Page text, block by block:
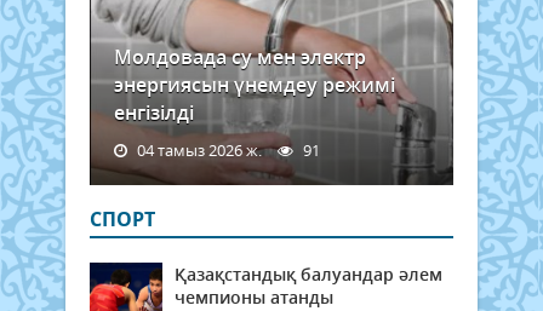
Молдовада су мен электр
энергиясын үнемдеу режимі
енгізілді
04 тамыз 2026 ж. 91
СПОРТ
Қазақстандық балуандар әлем
чемпионы атанды